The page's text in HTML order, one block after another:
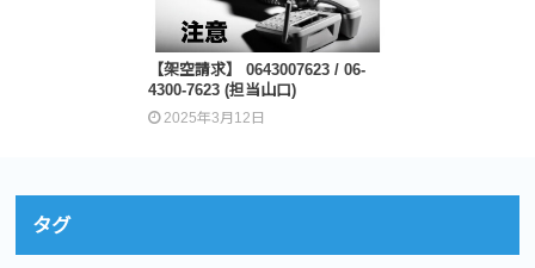
【架空請求】 0643007623 / 06-
4300-7623 (担当山口)
2025年3月12日
タグ